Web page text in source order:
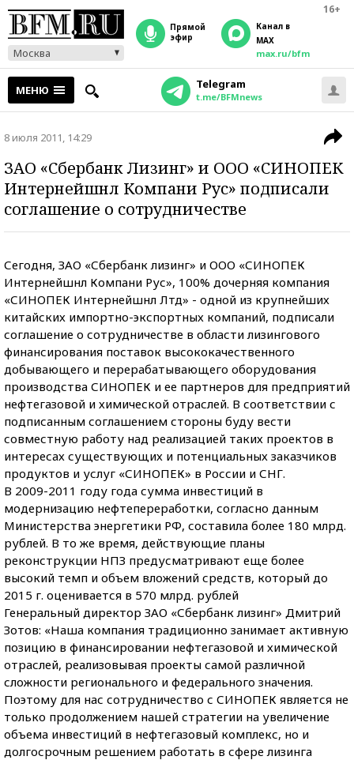
16+
Москва
прямой
эфир
Канал в
MAX
max.ru/bfm
МЕНЮ Telegram
t.me/BFMnews
8 июля 2011, 14:29
ЗАО «Сбербанк Лизинг» и ООО «СИНОПЕК
Интернейшнл Компани Рус» подписали
соглашение о сотрудничестве
Сегодня, ЗАО «Сбербанк лизинг» и ООО «СИНОПЕК
Интернейшнл Компани Рус», 100% дочерняя компания
«СИНОПЕК Интернейшнл Лтд» - одной из крупнейших
китайских импортно-экспортных компаний, подписали
соглашение о сотрудничестве в области лизингового
финансирования поставок высококачественного
добывающего и перерабатывающего оборудования
производства СИНОПЕК и ее партнеров для предприятий
нефтегазовой и химической отраслей. В соответствии с
подписанным соглашением стороны буду вести
совместную работу над реализацией таких проектов в
интересах существующих и потенциальных заказчиков
продуктов и услуг «СИНОПЕК» в России и СНГ.
В 2009-2011 году года сумма инвестиций в
модернизацию нефтепереработки, согласно данным
Министерства энергетики РФ, составила более 180 млрд.
рублей. В то же время, действующие планы
реконструкции НПЗ предусматривают еще более
высокий темп и объем вложений средств, который до
2015 г. оценивается в 570 млрд. рублей
Генеральный директор ЗАО «Сбербанк лизинг» Дмитрий
Зотов: «Наша компания традиционно занимает активную
позицию в финансировании нефтегазовой и химической
отраслей, реализовывая проекты самой различной
сложности регионального и федерального значения.
Поэтому для нас сотрудничество с СИНОПЕК является не
только продолжением нашей стратегии на увеличение
объема инвестиций в нефтегазовый комплекс, но и
долгосрочным решением работать в сфере лизинга